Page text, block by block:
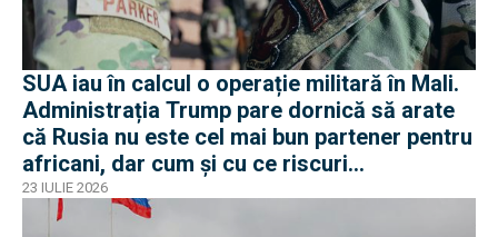
SUA iau în calcul o operație militară în Mali.
Administrația Trump pare dornică să arate
că Rusia nu este cel mai bun partener pentru
africani, dar cum și cu ce riscuri
operaționale?
23 IULIE 2026